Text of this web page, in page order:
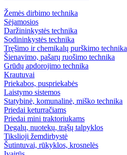
Žemės dirbimo technika
Sėjamosios
Daržininkystės technika
Sodininkystės technika
Tręšimo ir chemikalų purškimo technika
Šienavimo, pašarų ruošimo technika
Grūdų apdorojimo technika
Krautuvai
Priekabos, puspriekabės
Laistymo sistemos
Statybinė, komunalinė, miško technika
Priedai keturračiams
Priedai mini traktoriukams
Degalų, nuotekų, trąšų talpyklos
Tikslioji žemdirbystė
Šutintuvai, rūkyklos, krosnelės